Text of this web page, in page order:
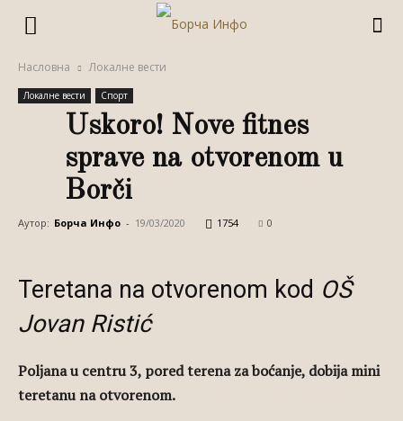
Насловна Локалне вести
Локалне вести Спорт
Uskoro! Nove fitnes
sprave na otvorenom u
Borči
Аутор: Борча Инфо - 19/03/2020 1754 0
Teretana na otvorenom kod OŠ
Jovan Ristić
Poljana u centru 3, pored terena za boćanje, dobija mini
teretanu na otvorenom.